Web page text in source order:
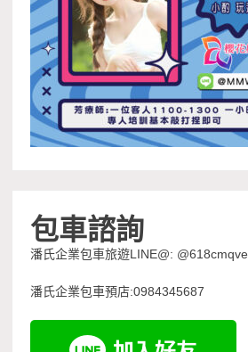
包車諮詢
潘氏企業包車旅遊LINE@: @618cmqve
潘氏企業包車預店:0984345687